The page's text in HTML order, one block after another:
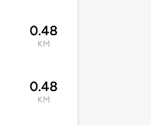
0.48
KM
0.48
KM